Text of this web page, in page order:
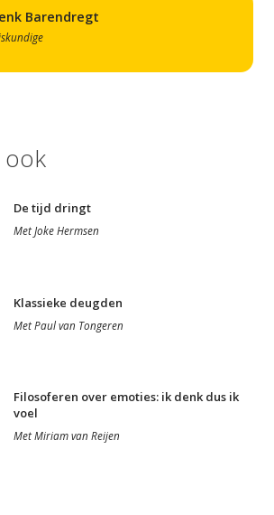
Henk Barendregt
ook
De tijd dringt
MetJoke Hermsen
Klassieke deugden
MetPaul van Tongeren
Filosoferen over emoties: ik denk dus ik
voel
MetMiriam van Reijen